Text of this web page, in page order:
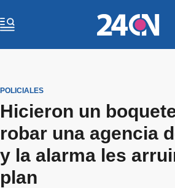
POLICIALES
Hicieron un
robar una agencia
y la alarma les
plan